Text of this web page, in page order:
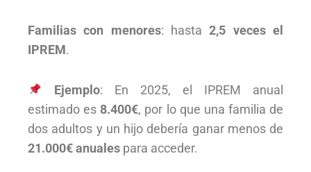
Familias con menores: hasta2,5 veces el
IPREM.
Ejemplo: En 2025, el IPREM anual
estimado es 8.400€, por lo que una familia de
dos adultos y un hijo debería ganar menos de
21.000€ anuales para acceder.